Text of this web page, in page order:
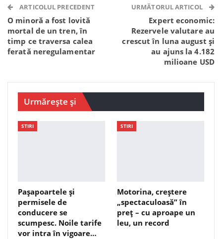
Telegram WhatsApp Viber
ARTICOLUL PRECEDENT
O minoră a fost lovită
mortal de un tren, în
timp ce traversa calea
ferată neregulamentar
URMĂTORUL ARTICOL
Expert economic:
Rezervele valutare au
crescut în luna august și
au ajuns la 4.182
milioane USD
Urmărește și
STIRI
Pașapoartele și
permisele de
conducere se
scumpesc. Noile tarife
vor intra în vigoare…
STIRI
Motorina, creștere
„spectaculoasă” în
preț – cu aproape un
leu, un record